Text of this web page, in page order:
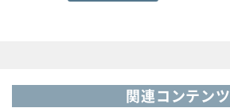
関連コンテンツ